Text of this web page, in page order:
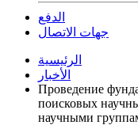
الدفع
جهات الاتصال
الرئيسية
الأخبار
Проведение
поисковых
научными